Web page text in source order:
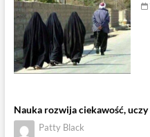
Nauka rozwija ciekawość, uczy
Patty Black